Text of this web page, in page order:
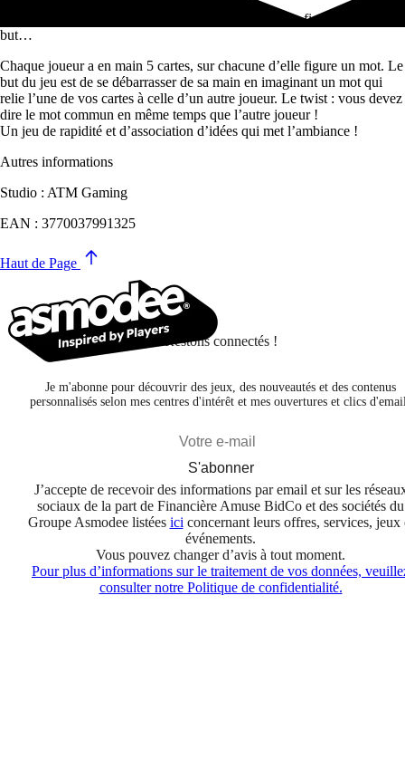
Chaque joueur a en main 5 cartes, sur chacune d’elle figure un mot. Le
but…
Chaque joueur a en main 5 cartes, sur chacune d’elle figure un mot. Le
but du jeu est de se débarrasser de sa main en imaginant un mot qui
relie l’une de vos cartes à celle d’un autre joueur. Le twist : vous devez
dire le mot commun en même temps que l’autre joueur !
Un jeu de rapidité et d’association d’idées qui met l’ambiance !
Autres informations
Studio : ATM Gaming
EAN : 3770037991325
Haut de Page
Restons connectés !
Je m'abonne pour découvrir des jeux, des nouveautés et des contenus
personnalisés selon mes centres d'intérêt et mes ouvertures et clics
S'abonner
J’accepte de recevoir des informations par email et sur les
sociaux de la part de Financière Amuse BidCo et des sociétés du
Groupe Asmodee listées ici concernant leurs offres, services, jeux
événements.
Vous pouvez changer d’avis à tout moment.
Pour plus d’informations sur le traitement de vos données,
consulter notre Politique de confidentialité.